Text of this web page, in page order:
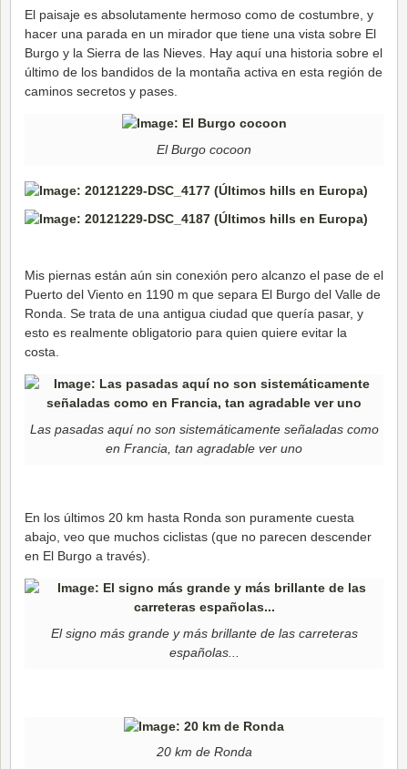
El paisaje es absolutamente hermoso como de costumbre, y
hacer una parada en un mirador que tiene una vista sobre El
Burgo y la Sierra de las Nieves. Hay aquí una historia sobre el
último de los bandidos de la montaña activa en esta región de
caminos secretos y pases.
El Burgo cocoon
Mis piernas están aún sin conexión pero alcanzo el pase de el
Puerto del Viento en 1190 m que separa El Burgo del Valle de
Ronda. Se trata de una antigua ciudad que quería pasar, y
esto es realmente obligatorio para quien quiere evitar la
costa.
Las pasadas aquí no son sistemáticamente señaladas como
en Francia, tan agradable ver uno
En los últimos 20 km hasta Ronda son puramente cuesta
abajo, veo que muchos ciclistas (que no parecen descender
en El Burgo a través).
El signo más grande y más brillante de las carreteras
españolas...
20 km de Ronda